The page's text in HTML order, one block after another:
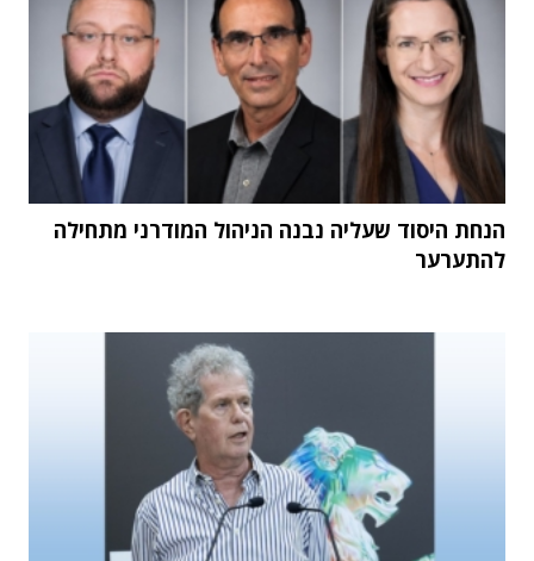
הנחת היסוד שעליה נבנה הניהול המודרני מתחילה
להתערער